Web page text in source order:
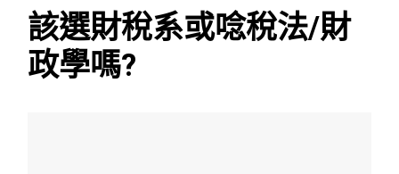
該選財稅系或唸稅法/財
政學嗎?